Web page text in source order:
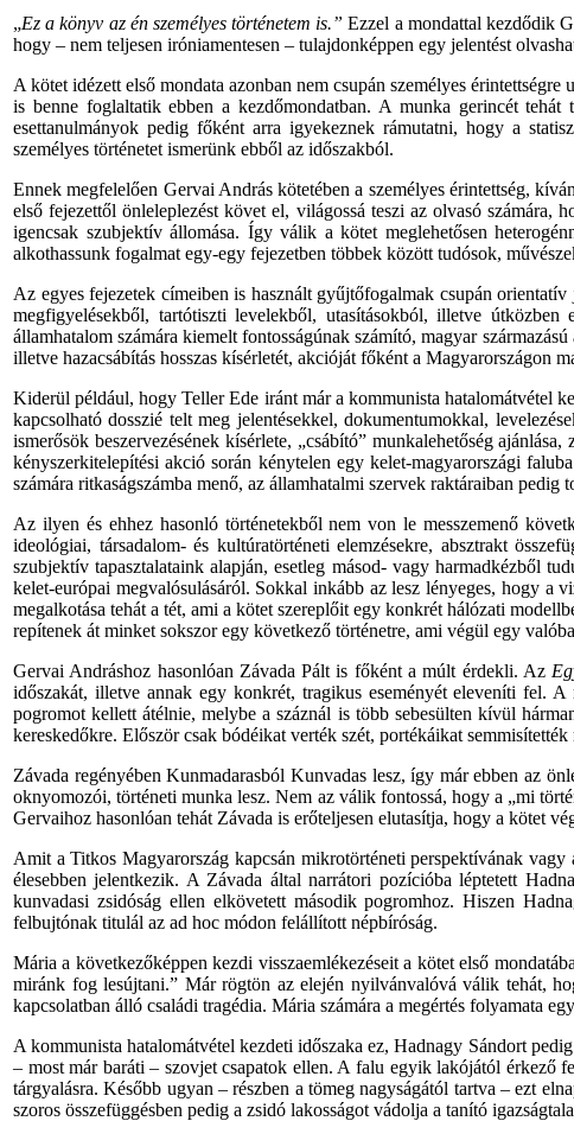
„Ez akönyv az én személyes történetem is.” Ezzel a mondattal kezdődik
hogy – nem teljesen iróniamentesen – tulajdonképpen egy jelentést
Akötet idézett első mondata azonban nem csupán személyes érintettségre
is benne foglaltatik ebben akezdőmondatban. A munka gerincét tehát
esettanulmányok pedig főként arra igyekeznek rámutatni,hogy a
személyes történetet ismerünk ebből az időszakból.
Ennek megfelelően Gervai András kötetében a személyes érintettség,
első fejezettől önleleplezést követ el, világossá teszi az olvasó számára,
igencsak szubjektív állomása. Így válik a kötet meglehetősen
alkothassunk fogalmat egy-egy fejezetben többek között tudósok,
Az egyes fejezetek címeiben is használt gyűjtőfogalmak csupán orientatív
megfigyelésekből, tartótiszti levelekből, utasításokból, illetve útközben
államhatalomszámára kiemelt fontosságúnak számító, magyar
illetve hazacsábítás hosszas kísérletét, akcióját főként a Magyarországon
Kiderül például,hogy Teller Ede iránt mára kommunista hatalomátvétel
kapcsolható dosszié telt meg jelentésekkel, dokumentumokkal,
ismerősök beszervezésének kísérlete, „csábító” munkalehetőség
kényszerkitelepítési akció során kénytelen egykelet-magyarországi
számára ritkaságszámba menő, az államhatalmi szervek raktáraiban pedig
Az ilyen és ehhez hasonló történetekből nem von le messzemenő
ideológiai, társadalom- és kultúratörténeti elemzésekre, absztrakt
szubjektív tapasztalataink alapján, esetleg másod- vagy harmadkézből
kelet-európai megvalósulásáról. Sokkal inkább az lesz lényeges, hogy
megalkotása tehát a tét, ami a kötet szereplőit egy konkrét hálózati
repítenek át minket sokszor egy következő történetre, ami végül egy
Gervai Andráshoz hasonlóan Závada Pált is főként a múlt érdekli. Az
időszakát, illetve annak egy konkrét, tragikus eseményét eleveníti fel.
pogromot kellett átélnie, melybe a száznál is több sebesülten kívül
kereskedőkre. Először csak bódéikat verték szét, portékáikat
Závada regényében Kunmadarasból Kunvadas lesz, így már ebben az
oknyomozói, történeti munka lesz. Nem az válik fontossá, hogy a „mi
Gervaihoz hasonlóan tehát Závada is erőteljesen elutasítja, hogy a kötet
Amit a Titkos Magyarország kapcsán mikrotörténeti perspektívának
élesebben jelentkezik. A Závada által narrátori pozícióba léptetett
kunvadasi zsidóság ellen elkövetett második pogromhoz. Hiszen
felbujtónak titulál az ad hoc módon felállított népbíróság.
Mária a következőképpen kezdi visszaemlékezéseit a kötet első
miránk fog lesújtani.” Már rögtön az elején nyilvánvalóvá válik tehát,
kapcsolatban álló családi tragédia. Mária számára a megértés folyamata
A kommunista hatalomátvétel kezdeti időszaka ez, Hadnagy Sándort
– most már baráti – szovjet csapatok ellen. A falu egyik lakójától érkező
tárgyalásra. Később ugyan – részben a tömeg nagyságától tartva – ezt
szoros összefüggésben pedig a zsidó lakosságot vádolja a tanító